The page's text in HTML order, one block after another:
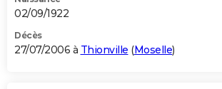
02/09/1922
Décès
27/07/2006 à Thionville (Moselle)